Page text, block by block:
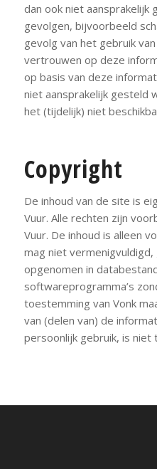
dan ook niet
gevolgen, bijvoorbeeld
gevolg van het gebruik
vertrouwen op deze
op basis van deze
niet aansprakelijk gesteld
het (tijdelijk) niet
Copyright
De inhoud van de site is
Vuur. Alle rechten zijn
Vuur. De inhoud is alleen
mag niet
opgenomen in
softwareprogramma’s
toestemming van Vonk
van (delen van) de
persoonlijk gebruik, is niet